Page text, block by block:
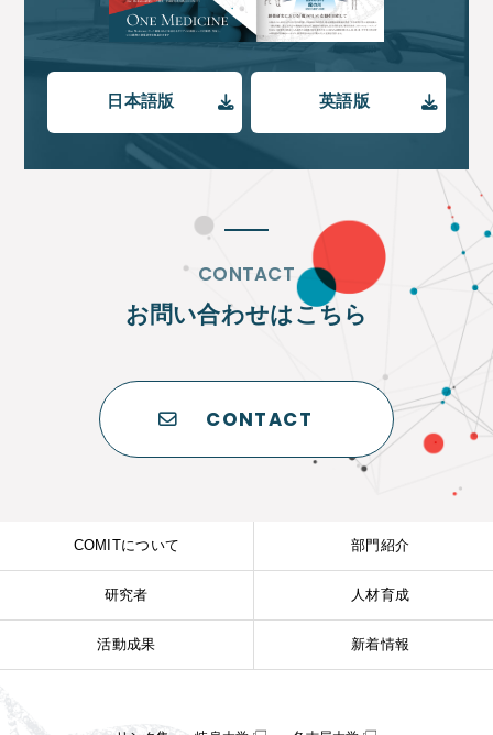
日本語版 英語版
CONTACT
お問い合わせはこちら
CONTACT
COMITについて 部門紹介
研究者 人材育成
活動成果 新着情報